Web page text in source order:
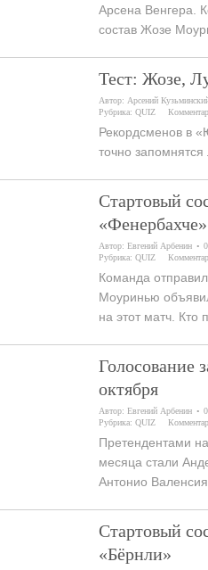
Арсена Венгера.
состав Жозе
Тест: Жозе,
Автор: Арсений
Рубрика:QUIZ
Рекордсменов в
точно
Стартовый
«Фенербахче»
Автор:Евгений Арбенин
Рубрика:QUIZ
Команда
Моуринью
на этот матч. Кто
Голосование
октября
Автор:Евгений Арбенин
Рубрика:QUIZ
Претендентами
месяца стали
Антонио Валенсия.
Стартовый
«Бёрнли»